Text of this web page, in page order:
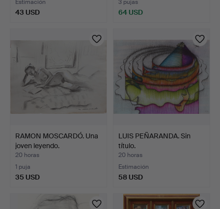
Estimación
43 USD
3 pujas
64 USD
RAMON MOSCARDÓ. Una
joven leyendo.
20 horas
1 puja
35 USD
LUIS PEÑARANDA. Sin
título.
20 horas
Estimación
58 USD